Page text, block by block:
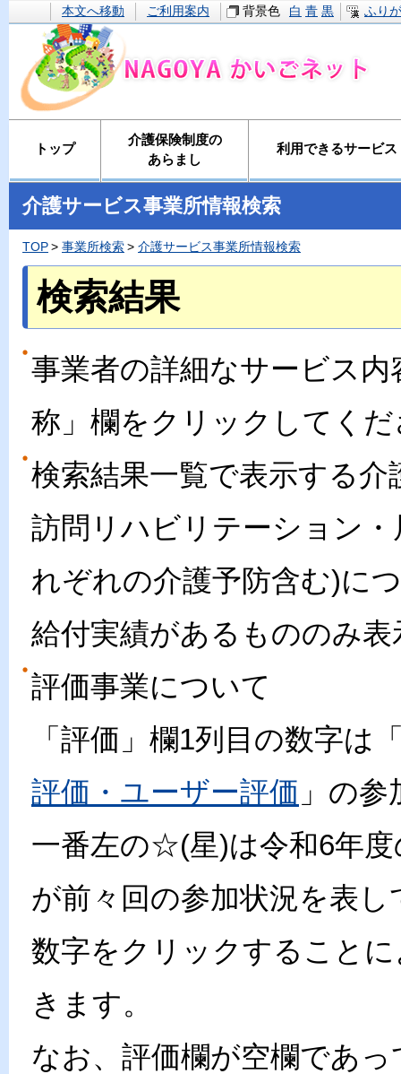
本文へ移動 ご利用案内 背景色 白 青 黒 ふり
トップ
介護保険制度の
あらまし
利用できるサービス
介護サービス事業所情報検索
TOP 事業所検索 介護サービス事業所情報検索
検索結果
事業者の詳細なサービス
称」欄をクリックしてく
検索結果一覧で表示する
訪問リハビリテーション
れぞれの介護予防含む)に
給付実績があるもののみ
評価事業について
「評価」欄1列目の数字は
評価・ユーザー評価 」の
一番左の☆(星)は令和6年
が前々回の参加状況を表し
数字をクリックすること
きます。
なお、評価欄が空欄であ